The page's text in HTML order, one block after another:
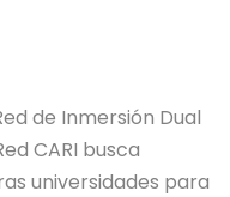
de Inmersión Dual
CARI busca
universidades para